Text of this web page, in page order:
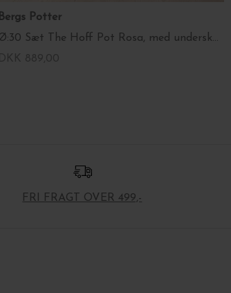
Bergs Potter
Ø:30 Sæt The Hoff Pot Rosa, med underskål - Hent selv
FRI FRAGT OVER 499,-